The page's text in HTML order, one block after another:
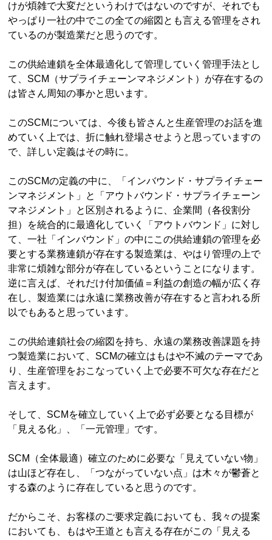
けが煩雑で大変だというわけではないのですが、それでも
やっぱり一社の中でこの全ての縮図とも言える管理をされ
ているのが製造業だと思うのです。
この供給連鎖を全体最適化して管理していく管理手法とし
て、SCM（サプライチェーンマネジメント）が存在するの
は皆さん周知の事かと思います。
このSCMについては、今後も皆さんと生産管理のお話を進
めていく上では、折に触れ登場させようと思っていますの
で、詳しい定義はその時に。
このSCMの定義の中に、「インバウンド・サプライチェー
ンマネジメント」と「アウトバウンド・サプライチェーン
マネジメント」と区別されるように、企業間（各役割分
担）を統合的に最適化していく「アウトバウンド」に対し
て、一社「インバウンド」の中にこの供給連鎖の管理を必
要とする業務連鎖が存在する製造業は、やはり管理の上で
非常に煩雑な部分が存在しているということになります。
逆に言えば、それだけ付加価値＝利益の創造の幅が広く存
在し、製造業には永遠に業務改善が存在すると言われる所
以でもあると思っています。
この供給連鎖社会の縮図を持ち、永遠の業務改善課題を持
つ製造業において、SCMの確立はもはや不滅のテーマであ
り、生産管理をおこなっていく上で必要不可欠な存在だと
言えます。
そして、SCMを確立していく上で必ず必要となる目標が
「見える化」、「一元管理」です。
SCM（全体最適）確立のために必要な「見えていない物」
は山ほど存在し、「つながっていない点」は木々が鬱蒼と
する森のように存在していると思うのです。
だからこそ、お客様のご要求定義においても、我々の提案
においても、もはや王道とも言える存在がこの「見える